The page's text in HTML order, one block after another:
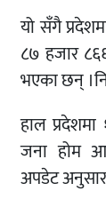
यो सँगै
८७ हजार
भएका छन्
हाल
जना होम
अपडेट